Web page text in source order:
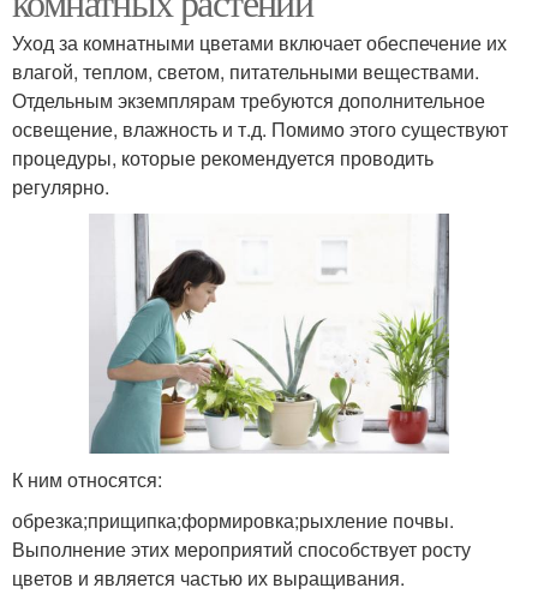
Уход за комнатными цветами включает обеспечение их
влагой, теплом, светом, питательными веществами.
Отдельным экземплярам требуются дополнительное
освещение, влажность и т.д. Помимо этого существуют
процедуры, которые рекомендуется проводить
регулярно.
К ним относятся:
обрезка;прищипка;формировка;рыхление почвы.
Выполнение этих мероприятий способствует росту
цветов и является частью их выращивания.